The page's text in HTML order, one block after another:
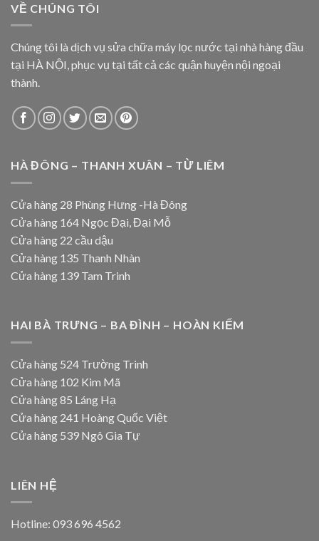
VỀ CHÚNG TÔI
Chúng tôi là dịch vụ sửa chữa máy lọc nước tại nhà hàng đầu
tại HÀ NỘI, phục vụ tại tất cả các quận huyện nội ngoại
thành.
HÀ ĐÔNG – THANH XUÂN – TỪ LIÊM
Cửa hàng 28 Phùng Hưng -Hà Đông
Cửa hàng 164 Ngọc Đại, Đại Mỗ
Cửa hàng 22 cầu dậu
Cửa hàng 135 Thanh Nhàn
Cửa hàng 139 Tam Trinh
HAI BÀ TRƯNG – BA ĐÌNH – HOÀN KIẾM
Cửa hàng 524 Trường Trinh
Cửa hàng 102 Kim Mã
Cửa hàng 85 Láng Hạ
Cửa hàng 241 Hoàng Quốc Việt
Cửa hàng 539 Ngô Gia Tự
LIÊN HỆ
Hotline: 093 696 4562